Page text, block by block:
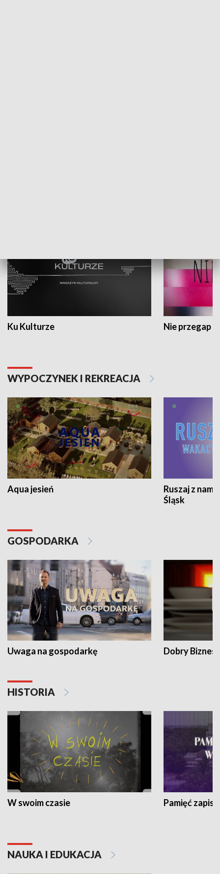
Ku Kulturze Nie przegap
WYPOCZYNEK I REKREACJA
Aqua jesień
Ruszaj z
Śląsk
GOSPODARKA
Uwaga na gospodarkę Dobry Biznes
HISTORIA
W swoim czasie Pamięć
NAUKA I EDUKACJA